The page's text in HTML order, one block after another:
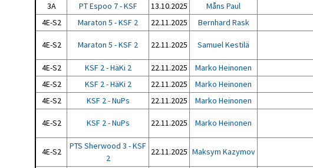
3A
PT Espoo 7 - KSF 13.10.2025 Måns Paul
4E-S2
Maraton 5 - KSF 2 22.11.2025 Bernhard Rask
4E-S2 Maraton 5 - KSF 2 22.11.2025 Samuel Kestilä
4E-S2
KSF 2 - HäKi 2 22.11.2025 Marko Heinonen
4E-S2
KSF 2 - HäKi 2 22.11.2025 Marko Heinonen
4E-S2
KSF 2 - NuPs 22.11.2025 Marko Heinonen
4E-S2 KSF 2 - NuPs 22.11.2025 Marko Heinonen
4E-S2
PTS Sherwood 3 - KSF
2
22.11.2025 Maksym Kazymov